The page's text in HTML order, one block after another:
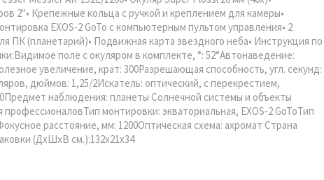
2"• Крепежные кольца с ручкой и креплением для камеры•
EXOS-2 GoTo с компьютерным пультом управления• 2
ПК (планетарий)• Подвижная карта звездного неба• Инструкция по
поле с окуляром в комплекте, °: 52°Автонаведение:
увеличение, крат: 300Разрешающая способность, угл. секунд:
дюймов: 1,25/2Искатель: оптический, с перекрестием,
наблюдения: планеты Солнечной системы и объекты
монтировки: экваториальная, EXOS-2 GoToТип
расстояние, мм: 1200Оптическая схема: ахромат Страна
(ДхШхВ см.):132x21x34